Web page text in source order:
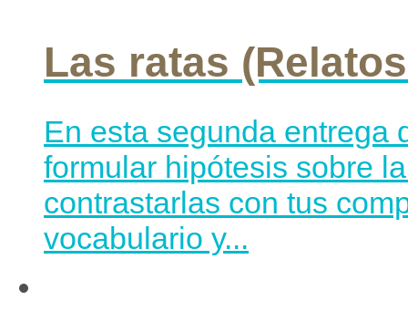
Las ratas
En esta segunda entrega
formular hipótesis sobre
contrastarlas con tus
vocabulario y...